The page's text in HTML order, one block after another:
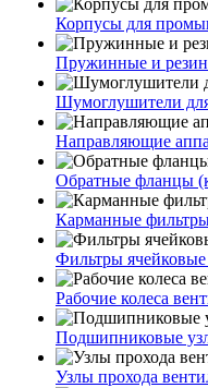
Корпусы для
Пружинные и
Шумоглушители
Направляющие
Обратные фланцы
Карманные
Фильтры
Рабочие колеса
Подшипниковые
Узлы прохода